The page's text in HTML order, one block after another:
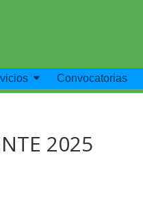
Convocatorias
2025